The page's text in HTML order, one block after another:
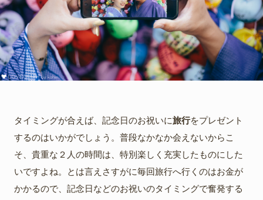
タイミングが合えば、記念日のお祝いに旅行をプレゼント
するのはいかがでしょう。普段なかなか会えないからこ
そ、貴重な２人の時間は、特別楽しく充実したものにした
いですよね。とは言えさすがに毎回旅行へ行くのはお金が
かかるので、記念日などのお祝いのタイミングで奮発する